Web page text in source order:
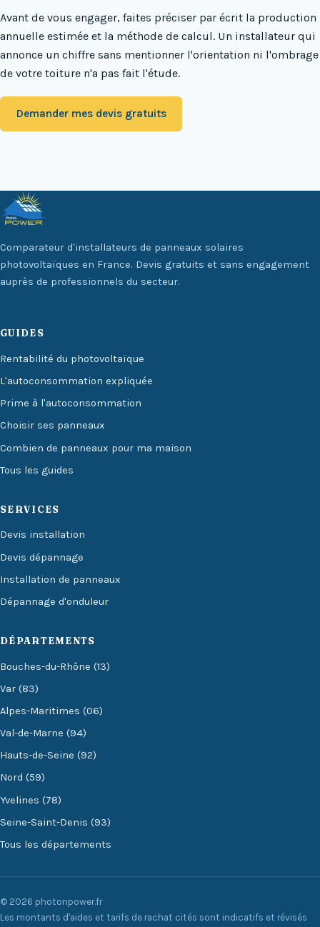
Avant de vous engager, faites préciser par écrit la production
annuelle estimée et la méthode de calcul. Un installateur qui
annonce un chiffre sans mentionner l'orientation ni l'ombrage
de votre toiture n'a pas fait l'étude.
Demander mes devis gratuits
Comparateur d'installateurs de panneaux solaires
photovoltaïques en France. Devis gratuits et sans engagement
auprès de professionnels du secteur.
GUIDES
Rentabilité du photovoltaïque
L'autoconsommation expliquée
Prime à l'autoconsommation
Choisir ses panneaux
Combien de panneaux pour ma maison
Tous les guides
SERVICES
Devis installation
Devis dépannage
Installation de panneaux
Dépannage d'onduleur
DÉPARTEMENTS
Bouches-du-Rhône (13)
Var (83)
Alpes-Maritimes (06)
Val-de-Marne (94)
Hauts-de-Seine (92)
Nord (59)
Yvelines (78)
Seine-Saint-Denis (93)
Tous les départements
© 2026 photonpower.fr
Les montants d'aides et tarifs de rachat cités sont indicatifs et révisés